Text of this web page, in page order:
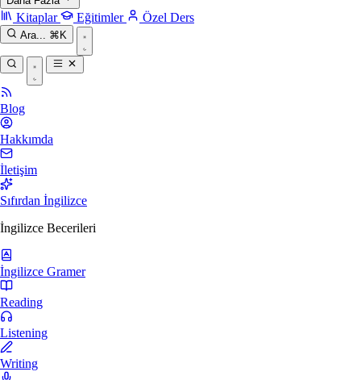
Kitaplar Eğitimler Özel Ders
Ara... ⌘K
Blog
Hakkımda
İletişim
Sıfırdan İngilizce
İngilizce Becerileri
İngilizce Gramer
Reading
Listening
Writing